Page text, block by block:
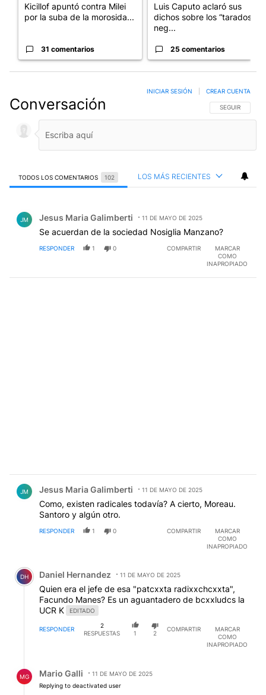
Kicillof apuntó contra Milei
por la suba de la morosida...
31 comentarios
Luis Caputo aclaró sus
dichos sobre los “tarados” y
neg...
25 comentarios
Conversación SIGA ESTA
SEGUIR
INICIAR SESIÓN CREAR CUENTA
TODOS LOS COMENTARIOS 102 LOS MÁS RECIENTES
JM Jesus Maria Galimberti 11 DE MAYO DE 2025
Se acuerdan de la sociedad Nosiglia Manzano?
RESPONDER 1 0 COMPARTIR
MARCAR
COMO
INAPROPIADO
JM Jesus Maria Galimberti 11 DE MAYO DE 2025
Como, existen radicales todavía? A cierto, Moreau.
Santoro y algún otro.
RESPONDER 1 0 COMPARTIR
MARCAR
COMO
INAPROPIADO
Comentario de Daniel Hernandez.
DH Daniel Hernandez 11 DE MAYO DE 2025
Quien era el jefe de esa "patcxxta radixxchcxxta",
Facundo Manes? Es un aguantadero de bcxxludcs la
UCR K
EDITADO
RESPONDER
2
RESPUESTAS
1 2
COMPARTIR
MARCAR
COMO
INAPROPIADO
MG Mario Galli
11 DE MAYO DE 2025
Replying to deactivated user